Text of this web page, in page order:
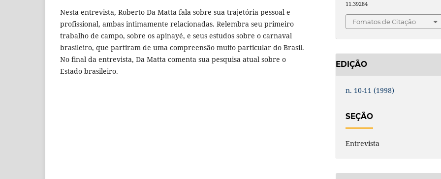
Nesta entrevista, Roberto Da Matta fala sobre sua trajetória pessoal e
profissional, ambas intimamente relacionadas. Relembra seu primeiro
trabalho de campo, sobre os apinayé, e seus estudos sobre o carnaval
brasileiro, que partiram de uma compreensão muito particular do Brasil.
No final da entrevista, Da Matta comenta sua pesquisa atual sobre o
Estado brasileiro.
11.39284
Fomatos de Citação
EDIÇÃO
n. 10-11 (1998)
SEÇÃO
Entrevista